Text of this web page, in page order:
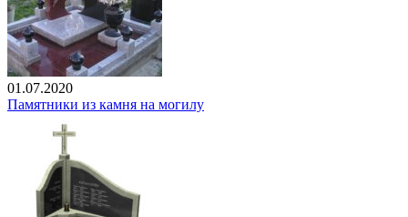
01.07.2020
Памятники из камня на могилу